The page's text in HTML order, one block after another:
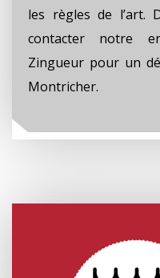
les règles de l’art.
contacter notre
Zingueur pour un
Montricher.